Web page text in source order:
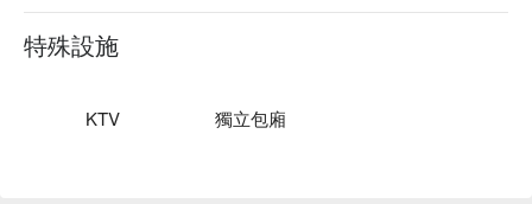
在如此迷人的環境中，享用美國牛肋眼、鹽岩炙燒牛舌與和牛
漢堡排等佳餚，無疑是提升聚會氛圍的完美催化劑。搭配柚子
食饗宴。
特殊設施
KTV 獨立包廂